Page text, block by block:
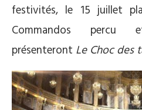
festivités, le 15 juillet
Commandos percu
présenteront Le Choc des